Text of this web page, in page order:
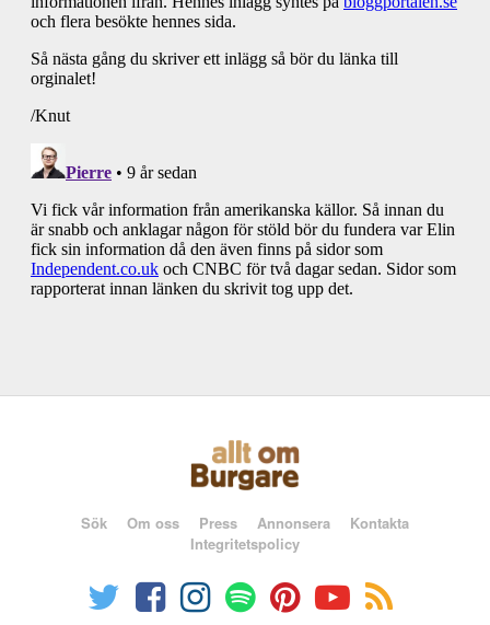
Sök Om oss Press Annonsera
Kontakta
Integritetspolicy